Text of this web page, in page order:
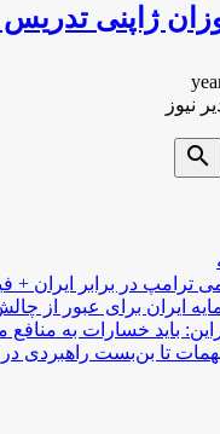
ژاپنی
search
ترامپ در برابر ایران +
ایران برای عبور از
باید خسارات به منافع
تا بن‌بست راهبردی در